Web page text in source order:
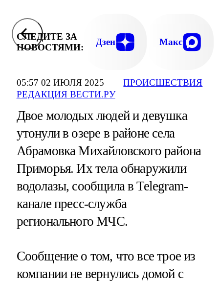
05:57 02 ИЮЛЯ 2025
РЕДАКЦИЯ ВЕСТИ.РУ
ПРОИСШЕСТВИЯ
СЛЕДИТЕ ЗА
НОВОСТЯМИ:
Дзен Макс
Двое молодых людей и девушка
утонули в озере в районе села
Абрамовка Михайловского района
Приморья. Их тела обнаружили
водолазы, сообщила в Telegram-
канале пресс-служба
регионального МЧС.
Сообщение о том, что все трое из
компании не вернулись домой с